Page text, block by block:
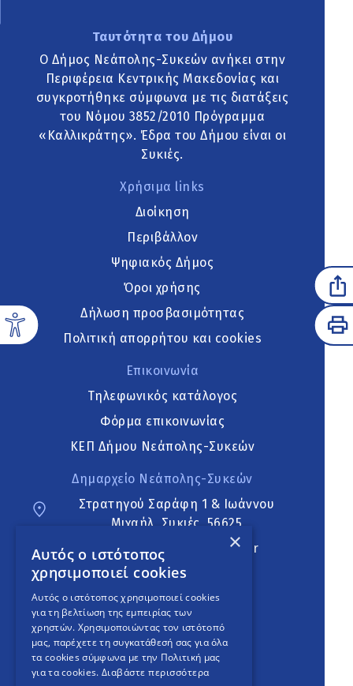
Ταυτότητα του Δήμου
Ο Δήμος Νεάπολης-Συκεών ανήκει στην
Περιφέρεια Κεντρικής Μακεδονίας και
συγκροτήθηκε σύμφωνα με τις διατάξεις
του Νόμου 3852/2010 Πρόγραμμα
«Καλλικράτης». Έδρα του Δήμου είναι οι
Συκιές.
Χρήσιμα links
Διοίκηση
Περιβάλλον
Ψηφιακός Δήμος
Όροι χρήσης
Δήλωση προσβασιμότητας
Πολιτική απορρήτου και cookies
Επικοινωνία
Τηλεφωνικός κατάλογος
Φόρμα επικοινωνίας
ΚΕΠ Δήμου Νεάπολης-Συκεών
Δημαρχείο Νεάπολης-Συκεών
Στρατηγού Σαράφη 1 & Ιωάννου
Μιχαήλ, Συκιές, 56625
neapoli.sykies@ddt.gov.gr
Ακολουθήστε
English Version
An project
×
Αυτός ο ιστότοπος
χρησιμοποιεί cookies
Αυτός ο ιστότοπος χρησιμοποιεί cookies
για τη βελτίωση της εμπειρίας των
χρηστών. Χρησιμοποιώντας τον ιστότοπό
μας, παρέχετε τη συγκατάθεσή σας για όλα
τα cookies σύμφωνα με την Πολιτική μας
για τα cookies. Διαβάστε περισσότερα